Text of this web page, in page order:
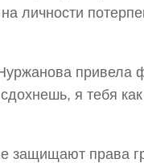
личности
привела
я тебя
защищают права